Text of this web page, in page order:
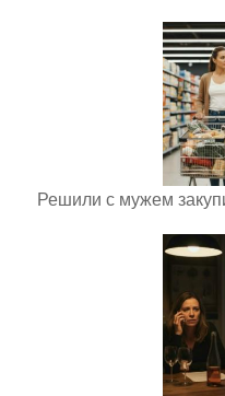
Решили с мужем